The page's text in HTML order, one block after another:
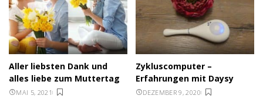
Aller liebsten Dank und
alles liebe zum Muttertag
MAI 5, 2021
Zykluscomputer –
Erfahrungen mit Daysy
DEZEMBER 9, 2020